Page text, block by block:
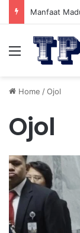
Manfaat
Menu
Home /Ojol
Ojol